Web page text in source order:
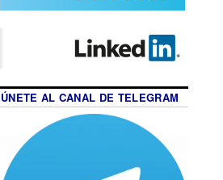
ÚNETE AL CANAL DE TELEGRAM